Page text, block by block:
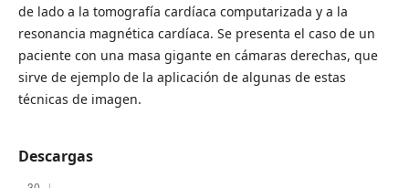
de lado a la tomografía cardíaca computarizada y a la
resonancia magnética cardíaca. Se presenta el caso de un
paciente con una masa gigante en cámaras derechas, que
sirve de ejemplo de la aplicación de algunas de estas
técnicas de imagen.
Descargas